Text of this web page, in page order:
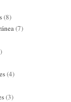
(8)
(7)
(4)
(3)